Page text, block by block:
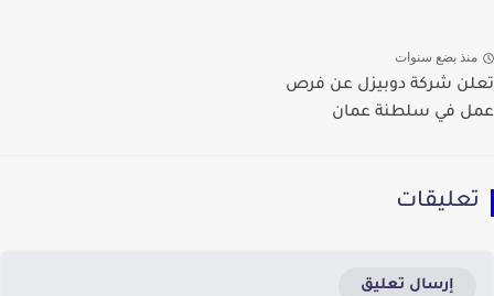
منذ بضع سنوات
تعلن شركة دوبيزل عن فرص
عمل في سلطنة عمان
تعليقات
إرسال تعليق